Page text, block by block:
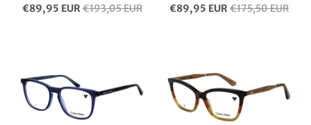
€89,95 EUR€193,05 EUR
€89,95 EUR €175,50 EUR